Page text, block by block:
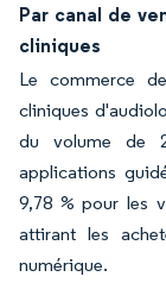
Par canal de
cliniques
Le commerce
cliniques
du volume de
applications
9,78 % pour les
attirant les
numérique.